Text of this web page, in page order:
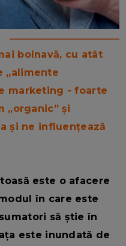
bolnavă, cu atât
„alimente
marketing - foarte
„organic” și
și ne influențează
este o afacere
în care este
să știe în
este inundată de